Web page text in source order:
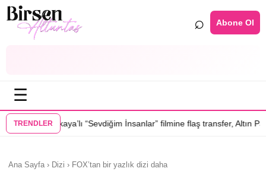
⌕ Abone Ol
☰
TRENDLER
“Sevdiğim İnsanlar” filmine flaş transfer, Altın Palmiye’li Vlad Ivanov
Ana Sayfa › Dizi › FOX’tan bir yazlık dizi daha